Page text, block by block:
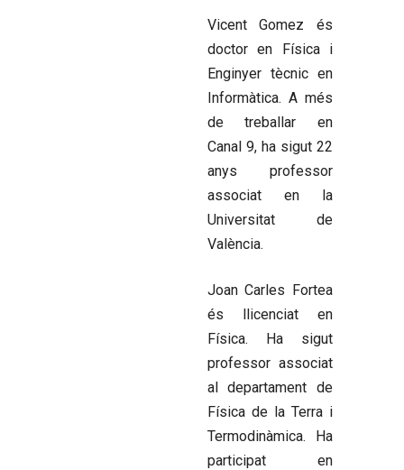
Vicent Gomez és
doctor en Física i
Enginyer tècnic en
Informàtica. A més
de treballar en
Canal 9, ha sigut 22
anys professor
associat en la
Universitat de
València.
Joan Carles Fortea
és llicenciat en
Física. Ha sigut
professor associat
al departament de
Física de la Terra i
Termodinàmica. Ha
participat en